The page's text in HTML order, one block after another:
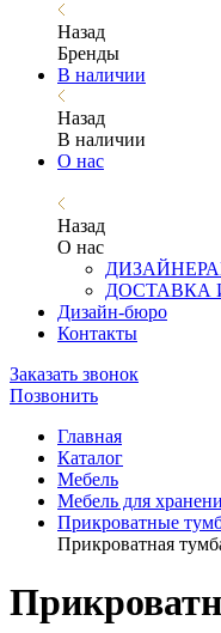
Назад
Бренды
В наличии
Назад
В наличии
О нас
Назад
О нас
ДОСТАВКА
Дизайн-бюро
Контакты
Заказать звонок
Позвонить
Главная
Каталог
Мебель
Мебель для
Прикроватные
Прикроватная